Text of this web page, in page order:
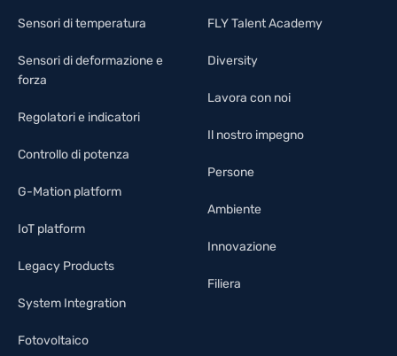
Sensori di temperatura
Sensori di deformazione e
forza
Regolatori e indicatori
Controllo di potenza
G-Mation platform
IoT platform
Legacy Products
System Integration
Fotovoltaico
FLY Talent Academy
Diversity
Lavora con noi
Il nostro impegno
Persone
Ambiente
Innovazione
Filiera